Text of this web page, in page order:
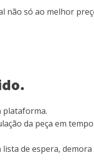
só ao melhor
plataforma.
da peça em
de espera, demora